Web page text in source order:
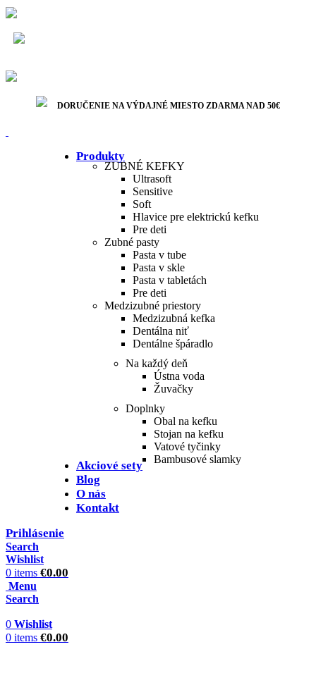
DORUČENIE NA VÝDAJNÉ MIESTO ZDARMA NAD 50€
Produkty
ZUBNÉ KEFKY
Ultrasoft
Sensitive
Soft
Hlavice pre elektrickú kefku
Pre deti
Zubné pasty
Pasta v tube
Pasta v skle
Pasta v tabletách
Pre deti
Medzizubné priestory
Medzizubná kefka
Dentálna niť
Dentálne špáradlo
Na každý deň
Ústna voda
Žuvačky
Doplnky
Obal na kefku
Stojan na kefku
Vatové tyčinky
Bambusové slamky
Akciové sety
Blog
O nás
Kontakt
Prihlásenie
Search
Wishlist
0 items €0.00
Menu
Search
0 Wishlist
0 items €0.00